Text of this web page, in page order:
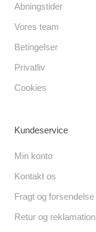
Abningstider
Vores team
Betingelser
Privatliv
Cookies
Kundeservice
Min konto
Kontakt os
Fragt og forsendelse
Retur og reklamation